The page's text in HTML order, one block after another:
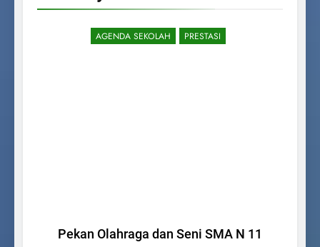
AGENDA SEKOLAH PRESTASI
Pekan Olahraga dan Seni SMA N 11